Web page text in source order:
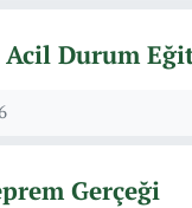
Durum
Gerçeği